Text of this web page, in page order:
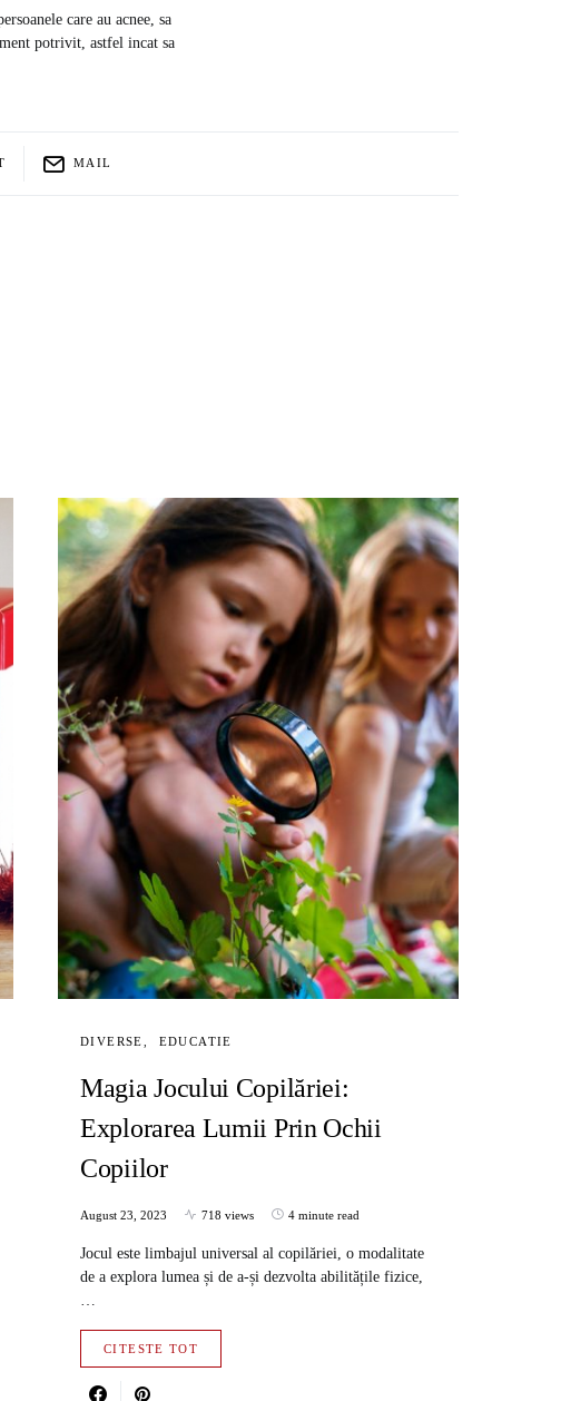
care au acnee, sa
potrivit, astfel incat sa
MAIL
DIVERSE EDUCATIE
Magia Jocului Copilăriei:
Explorarea Lumii Prin Ochii
Copiilor
August 23, 2023 718 views 4 minute read
Jocul este limbajul universal al copilăriei, o modalitate
de a explora lumea și de a-și dezvolta abilitățile fizice,
CITESTE TOT